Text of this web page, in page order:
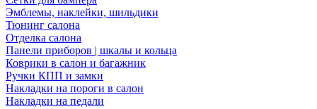
Эмблемы, наклейки, шильдики
Тюнинг салона
Отделка салона
Панели приборов | шкалы и кольца
Коврики в салон и багажник
Ручки КПП и замки
Накладки на пороги в салон
Накладки на педали